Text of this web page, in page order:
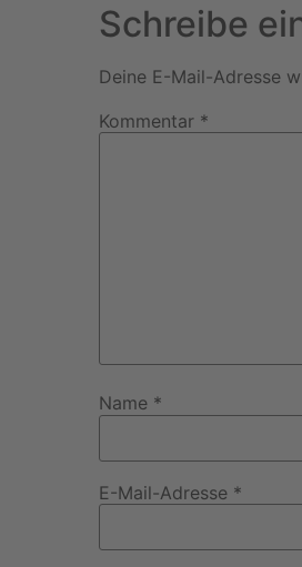
Schreibe
Deine E-Mail-Adresse
Kommentar *
Name *
E-Mail-Adresse *